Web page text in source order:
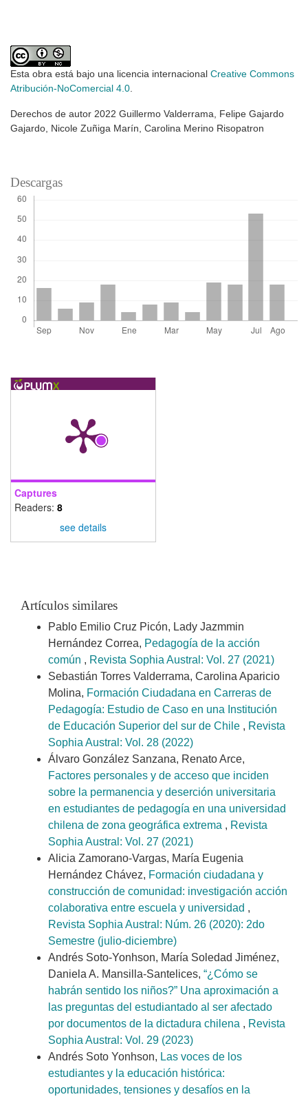
Esta obra está bajo una licencia internacional Creative Commons
Atribución-NoComercial 4.0
Derechos de autor 2022 Guillermo Valderrama, Felipe Gajardo
Gajardo, Nicole Zuñiga Marín, Carolina Merino Risopatron
Descargas
Captures
Readers: 8
see details
Artículos similares
Pablo Emilio Cruz Picón, Lady Jazmmin
Hernández Correa, Pedagogía de la acción
común , Revista Sophia Austral: Vol. 27 (2021)
Sebastián Torres Valderrama, Carolina Aparicio
Molina, Formación Ciudadana en Carreras de
Pedagogía: Estudio de Caso en una Institución
de Educación Superior del sur de Chile , Revista
Sophia Austral: Vol. 28 (2022)
Álvaro González Sanzana, Renato Arce,
Factores personales y de acceso que inciden
sobre la permanencia y deserción universitaria
en estudiantes de pedagogía en una universidad
chilena de zona geográfica extrema , Revista
Sophia Austral: Vol. 27 (2021)
Alicia Zamorano-Vargas, María Eugenia
Hernández Chávez, Formación ciudadana y
construcción de comunidad: investigación acción
colaborativa entre escuela y universidad ,
Revista Sophia Austral: Núm. 26 (2020): 2do
Semestre (julio-diciembre)
Andrés Soto-Yonhson, María Soledad Jiménez,
Daniela A. Mansilla-Santelices, “¿Cómo se
habrán sentido los niños?” Una aproximación a
las preguntas del estudiantado al ser afectado
por documentos de la dictadura chilena , Revista
Sophia Austral: Vol. 29 (2023)
Andrés Soto Yonhson, Las voces de los
estudiantes y la educación histórica:
oportunidades, tensiones y desafíos en la